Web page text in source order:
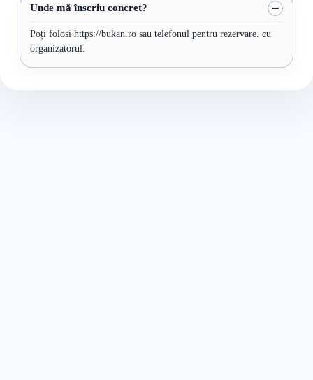
Unde mă înscriu concret?
Poți folosi https://bukan.ro sau telefonul pentru rezervare. cu
organizatorul.